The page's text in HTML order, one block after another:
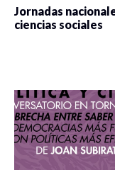
Jornadas
ciencias sociales